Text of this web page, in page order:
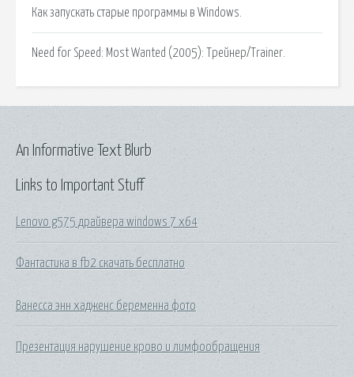
Как запускать старые программы в Windows.
Need for Speed: Most Wanted (2005): Трейнер/Trainer.
Links to Important Stuff
Lenovo g575 драйвера windows 7 x64
Фантастика в fb2 скачать бесплатно
Ванесса энн хадженс беременна фото
Презентация нарушение крово и лимфообращения
An Informative Text Blurb